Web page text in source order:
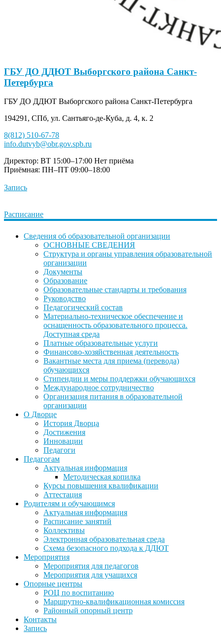
ГБУ ДО ДДЮТ Выборгского района Санкт-
Петербурга
ГБУ ДО ДДЮТ Выборгского района Санкт-Петербурга
194291, СПб, ул. Сантьяго-де-Куба, д. 4, к. 2
8(812) 510-67-78
info.dutvyb@obr.gov.spb.ru
Директор: ВТ 15:00–17:00 Нет приёма
Приёмная: ПН–ПТ 09:00–18:00
Запись
Расписание
Сведения об образовательной организации
ОСНОВНЫЕ СВЕДЕНИЯ
Структура и органы управления образовательной
организации
Документы
Образование
Образовательные стандарты и требования
Руководство
Педагогический состав
Материально-техническое обеспечение и
оснащенность образовательного процесса.
Доступная среда
Платные образовательные услуги
Финансово-хозяйственная деятельность
Вакантные места для приема (перевода)
обучающихся
Стипендии и меры поддержки обучающихся
Международное сотрудничество
Организация питания в образовательной
организации
О Дворце
История Дворца
Достижения
Инновации
Педагоги
Педагогам
Актуальная информация
Методическая копилка
Курсы повышения квалификации
Аттестация
Родителям и обучающимся
Актуальная информация
Расписание занятий
Коллективы
Электронная образовательная среда
Схема безопасного подхода к ДДЮТ
Мероприятия
Мероприятия для педагогов
Мероприятия для учащихся
Опорные центры
РОЦ по воспитанию
Маршрутно-квалификационная комиссия
Районный опорный центр
Контакты
Запись